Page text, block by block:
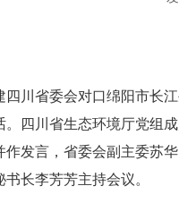
四川省委会对口绵阳市长
。四川省生态环境厅党组
作发言，省委会副主委苏
长李芳芳主持会议。